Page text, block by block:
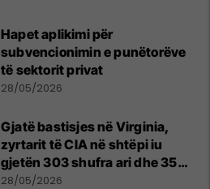
Hapet aplikimi për
subvencionimin e punëtorëve
të sektorit privat
28/05/2026
Gjatë bastisjes në Virginia,
zyrtarit të CIA në shtëpi iu
gjetën 303 shufra ari dhe 35
orë luksoze Rolex
28/05/2026